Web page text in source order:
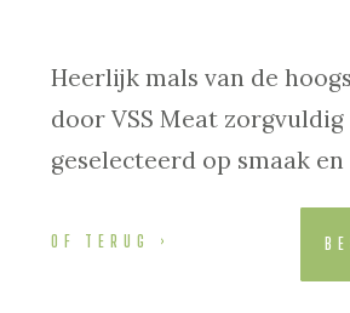
Heerlijk mals van de
door VSS Meat zorgvuldig
geselecteerd op smaak
OF TERUG